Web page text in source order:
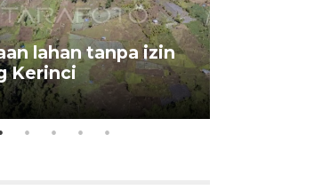
lahan tanpa izin
Kerinci